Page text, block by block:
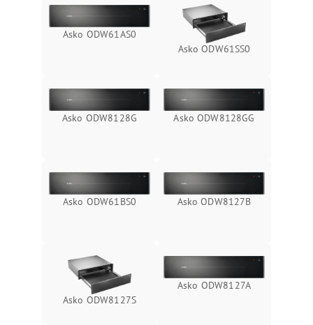
Asko ODW61AS0
Asko ODW61SS0
Asko ODW8128G Asko ODW8128GG
Asko ODW61BS0 Asko ODW8127B
Asko ODW8127S
Asko ODW8127A